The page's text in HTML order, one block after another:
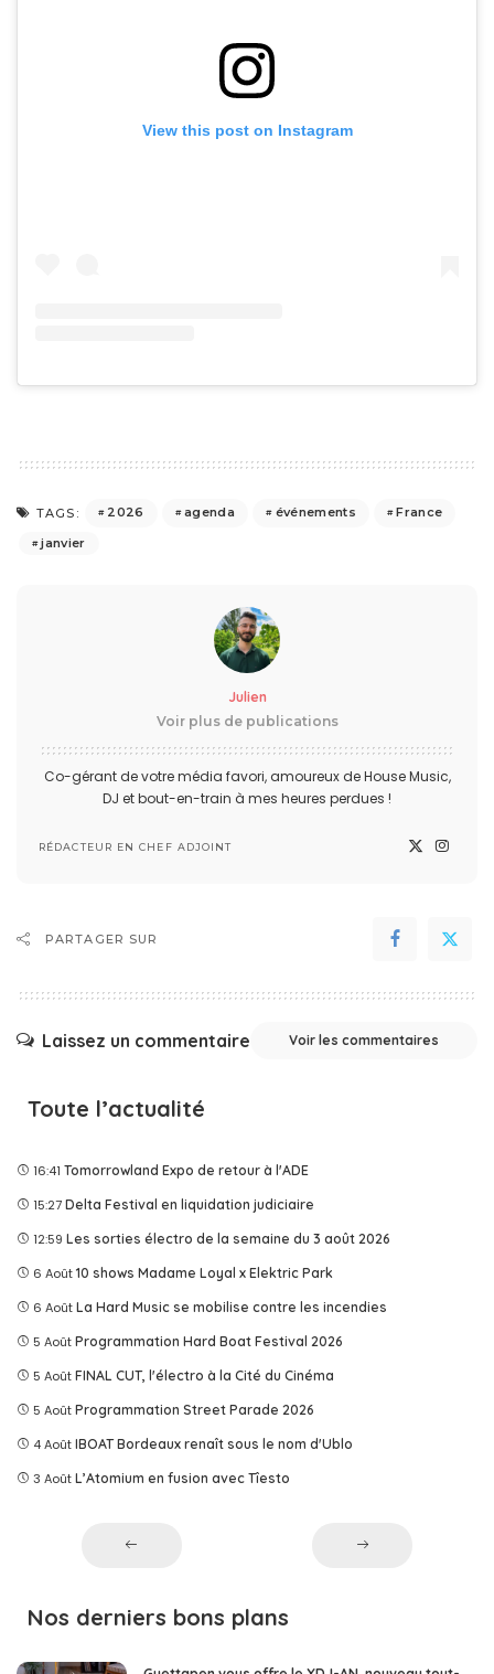
View this post on Instagram
TAGS: 2026 agenda événements
France
janvier
Julien
Voir plus de publications
Co-gérant de votre média favori, amoureux de House Music,
DJ et bout-en-train à mes heures perdues !
RÉDACTEUR EN CHEF ADJOINT
PARTAGER SUR
Laissez un commentaire Voir les commentaires
Toute l’actualité
16:41 Tomorrowland Expo de retour à l'ADE
15:27 Delta Festival en liquidation judiciaire
12:59 Les sorties électro de la semaine du 3 août 2026
6 Août 10 shows Madame Loyal x Elektric Park
6 Août La Hard Music se mobilise contre les incendies
5 Août Programmation Hard Boat Festival 2026
5 Août FINAL CUT, l'électro à la Cité du Cinéma
5 Août Programmation Street Parade 2026
4 Août IBOAT Bordeaux renaît sous le nom d'Ublo
3 Août L’Atomium en fusion avec Tîesto
Nos derniers bons plans